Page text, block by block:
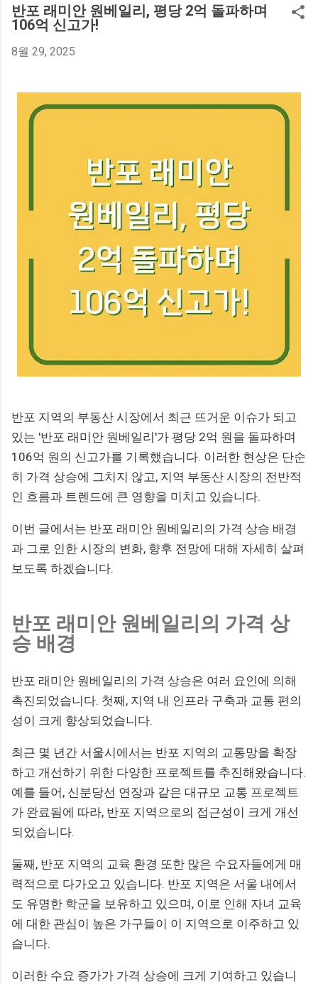
통신사마다 다르게 작동한다는 점을 아는 분은 생각보다 많
지 않습니다. 통화 중 대기는 휴대폰 자체 기능이라기보다
이동통신망에서 제공하는 서비스에 가깝습니다. 그래서 휴
대폰 설정에서 아무리 찾아도 옵션이 보이지 않거나, 활성화
해당 통신사 고객센터에 직접 요청해서 서비스를 켜야 합니
다. 우리나라 통신 3사(SKT, KT, LG U+)는 대부분 이 서비스
서는 이 옵션이 빠져 있을 수 있어서, 본인 요금제에 포함되
어 있는지 확인해 볼 필요가 있습니다. 통신사마다 서비스
이름이 조금씩 다를 수 있는데, 흔히 '통화 중 대기' 또는 '착
신 전환'과 묶여서 설명되는 경우도 있습니다. 삼성 갤럭시
와 아이폰, 설정 메뉴가 이렇게 달라요 휴대폰 제조사별로
통화 중 대기 설정 경로가 다릅니다. 삼성 갤럭시의 경우 전
화 앱을 열고 우측 상단의 점 세 개(더보기) 메뉴에 들어간
다. 여기서 토글 스위치를 켜거나 끌 수 있고, 듀얼 SIM을 사
용하는 경우 각 SIM 카드별로 따로 설정할 수 있습니다. 아
반포 래미안 원베일리, 평당 2억 돌파하며
106억 신고가!
8월 29, 2025
반포 지역의 부동산 시장에서 최근 뜨거운 이슈가 되고
있는 '반포 래미안 원베일리'가 평당 2억 원을 돌파하며
106억 원의 신고가를 기록했습니다. 이러한 현상은 단순
히 가격 상승에 그치지 않고, 지역 부동산 시장의 전반적
인 흐름과 트렌드에 큰 영향을 미치고 있습니다.
이번 글에서는 반포 래미안 원베일리의 가격 상승 배경
과 그로 인한 시장의 변화, 향후 전망에 대해 자세히 살펴
보도록 하겠습니다.
반포 래미안 원베일리의 가격 상
승 배경
반포 래미안 원베일리의 가격 상승은 여러 요인에 의해
촉진되었습니다. 첫째, 지역 내 인프라 구축과 교통 편의
성이 크게 향상되었습니다.
최근 몇 년간 서울시에서는 반포 지역의 교통망을 확장
하고 개선하기 위한 다양한 프로젝트를 추진해왔습니다.
예를 들어, 신분당선 연장과 같은 대규모 교통 프로젝트
가 완료됨에 따라, 반포 지역으로의 접근성이 크게 개선
되었습니다.
둘째, 반포 지역의 교육 환경 또한 많은 수요자들에게 매
력적으로 다가오고 있습니다. 반포 지역은 서울 내에서
도 유명한 학군을 보유하고 있으며, 이로 인해 자녀 교육
에 대한 관심이 높은 가구들이 이 지역으로 이주하고 있
습니다.
이러한 수요 증가가 가격 상승에 크게 기여하고 있습니